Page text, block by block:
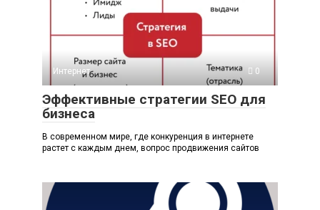
Интернет 0
Эффективные стратегии SEO для
бизнеса
В современном мире, где конкуренция в интернете
растет с каждым днем, вопрос продвижения сайтов